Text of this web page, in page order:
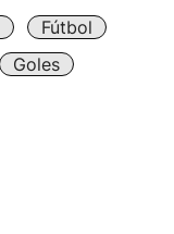
Fútbol
Goles